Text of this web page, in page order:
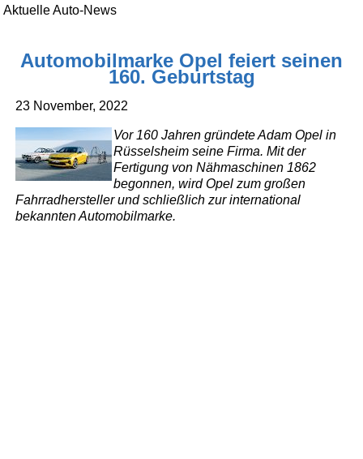
Aktuelle Auto-News
Automobilmarke Opel feiert seinen
160. Geburtstag
23 November, 2022
Vor 160 Jahren gründete Adam Opel in
Rüsselsheim seine Firma. Mit der
Fertigung von Nähmaschinen 1862
begonnen, wird Opel zum großen
Fahrradhersteller und schließlich zur international
bekannten Automobilmarke.